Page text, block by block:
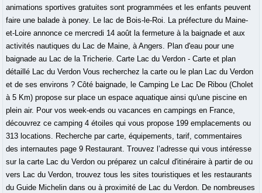
animations sportives gratuites sont programmées et les enfants peuvent
faire une balade à poney. Le lac de Bois-le-Roi. La préfecture du Maine-
et-Loire annonce ce mercredi 14 août la fermeture à la baignade et aux
activités nautiques du Lac de Maine, à Angers. Plan d'eau pour une
baignade au Lac de la Tricherie. Carte Lac du Verdon - Carte et plan
détaillé Lac du Verdon Vous recherchez la carte ou le plan Lac du Verdon
et de ses environs ? Côté baignade, le Camping Le Lac De Ribou (Cholet
à 5 Km) propose sur place un espace aquatique ainsi qu'une piscine en
plein air. Pour vos week-ends ou vacances en campings en France,
découvrez ce camping 4 étoiles qui vous propose 199 emplacements ou
313 locations. Recherche par carte, équipements, tarif, commentaires
des internautes page 9 Restaurant. Trouvez l’adresse qui vous intéresse
sur la carte Lac du Verdon ou préparez un calcul d'itinéraire à partir de ou
vers Lac du Verdon, trouvez tous les sites touristiques et les restaurants
du Guide Michelin dans ou à proximité de Lac du Verdon. De nombreuses